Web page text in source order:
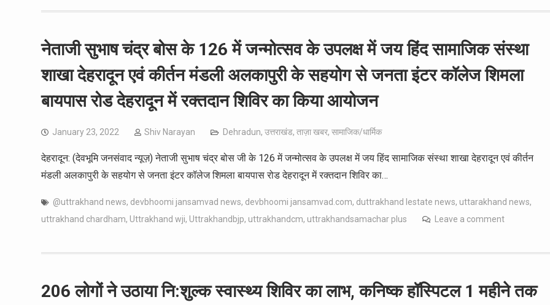
नेताजी सुभाष चंद्र बोस के 126 में जन्मोत्सव के उपलक्ष में जय हिंद सामाजिक संस्था
शाखा देहरादून एवं कीर्तन मंडली अलकापुरी के सहयोग से जनता इंटर कॉलेज शिमला
बायपास रोड देहरादून में रक्तदान शिविर का किया आयोजन
January 23, 2022 Shiv Narayan Dehradun, उत्तराखंड, ताज़ा खबर, सामाजिक/धार्मिक
देहरादून: (देवभूमि जनसंवाद न्यूज़) नेताजी सुभाष चंद्र बोस जी के 126 में जन्मोत्सव के उपलक्ष में जय हिंद सामाजिक संस्था शाखा देहरादून एवं कीर्तन
मंडली अलकापुरी के सहयोग से जनता इंटर कॉलेज शिमला बायपास रोड देहरादून में रक्तदान शिविर का…
@uttrakhand news, devbhoomi jansamvad news, devbhoomi jansamvad.com, duttrakhand lestate news, uttarakhand news,
uttrakhand chardham, Uttrakhand wji, Uttrakhandbjp, uttrakhandcm, uttrakhandsamachar plus Leave a comment
206 लोगों ने उठाया नि:शुल्क स्वास्थ्य शिविर का लाभ, कनिष्क हॉस्पिटल 1 महीने तक